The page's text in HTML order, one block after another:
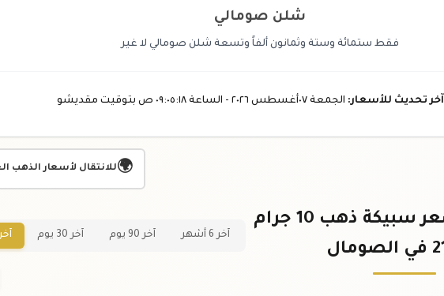
شلن صومالي
فقط ستمائة وستة وثمانون ألفاً وتسعة شلن صومالي لا غير
آخر تحديث للأسعار: الجمعة ٠٧ أغسطس ٢٠٢٦ - الساعة :١٨ ص بتوقيت مقديشو
🌍للانتقال لأسعار الذهب
رسم بياني لسعر سبيكة ذهب 10 جرام
آخر 6 أشهر آخر 90 يوم آخر 30 يوم آخر 7 أيام